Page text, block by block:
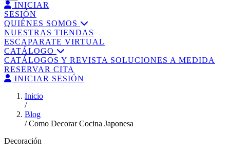
INICIAR
SESIÓN
QUIÉNES SOMOS
NUESTRAS TIENDAS
ESCAPARATE VIRTUAL
CATÁLOGO
CATÁLOGOS Y REVISTA SOLUCIONES A MEDIDA
RESERVAR CITA
INICIAR SESIÓN
Inicio
/
Blog
/ Como Decorar Cocina Japonesa
Decoración